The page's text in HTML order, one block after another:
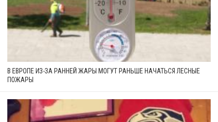
В ЕВРОПЕ ИЗ-ЗА РАННЕЙ ЖАРЫ МОГУТ РАНЬШЕ НАЧАТЬСЯ ЛЕСНЫЕ
ПОЖАРЫ